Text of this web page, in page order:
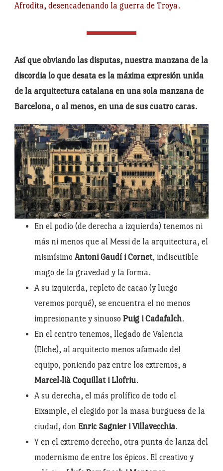
Afrodita, desencadenando la guerra de Troya.
Así que obviando las disputas, nuestra manzana de la
discordia lo que desata es la máxima expresión unida
de la arquitectura catalana en una sola manzana de
Barcelona, o al menos, en una de sus cuatro caras.
En el podio (de derecha a izquierda) tenemos ni
más ni menos que al Messi de la arquitectura, el
mismísimo Antoni Gaudí i Cornet, indiscutible
mago de la gravedad y la forma.
A su izquierda, repleto de cacao (y luego
veremos porqué), se encuentra el no menos
impresionante y sinuoso Puig i Cadafalch.
En el centro tenemos, llegado de Valencia
(Elche), al arquitecto menos afamado del
equipo, poniendo paz entre los extremos, a
Marcel·lià Coquillat i Llofriu.
A su derecha, el más prolífico de todo el
Eixample, el elegido por la masa burguesa de la
ciudad, don Enric Sagnier i Villavecchia.
Y en el extremo derecho, otra punta de lanza del
modernismo de entre los épicos. El creativo y